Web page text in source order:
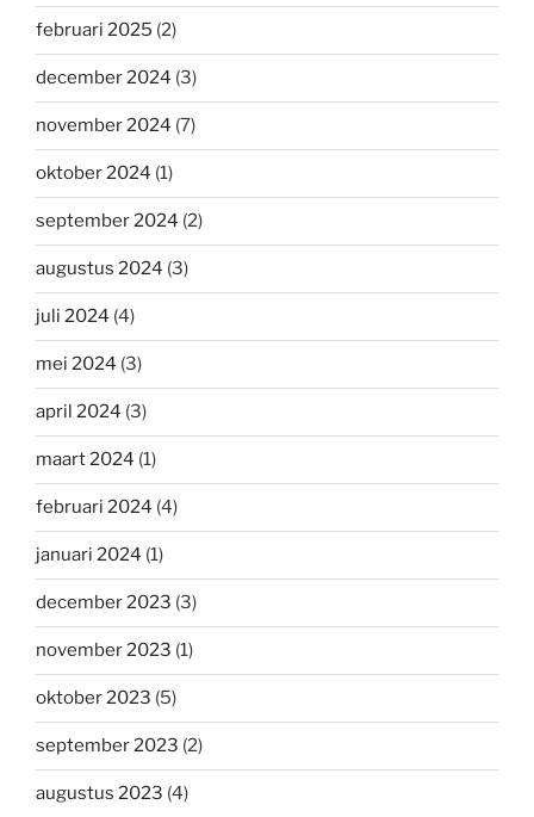
februari 2025 (2)
december 2024 (3)
november 2024 (7)
oktober 2024 (1)
september 2024 (2)
augustus 2024 (3)
juli 2024 (4)
mei 2024 (3)
april 2024 (3)
maart 2024 (1)
februari 2024 (4)
januari 2024 (1)
december 2023 (3)
november 2023 (1)
oktober 2023 (5)
september 2023 (2)
augustus 2023 (4)